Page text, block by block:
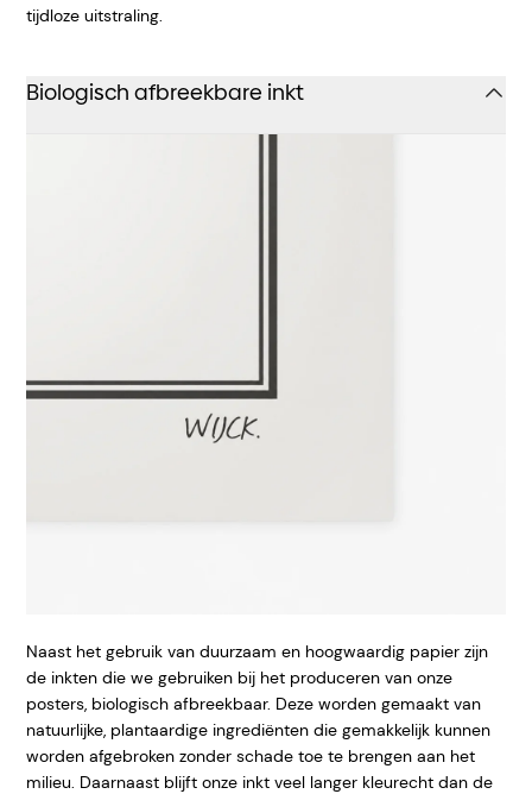
tijdloze uitstraling.
Biologisch afbreekbare inkt
Naast het gebruik van duurzaam en hoogwaardig papier zijn
de inkten die we gebruiken bij het produceren van onze
posters, biologisch afbreekbaar. Deze worden gemaakt van
natuurlijke, plantaardige ingrediënten die gemakkelijk kunnen
worden afgebroken zonder schade toe te brengen aan het
milieu. Daarnaast blijft onze inkt veel langer kleurecht dan de